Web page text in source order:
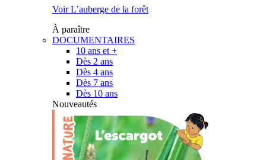
Voir L’auberge de la forêt
À paraître
DOCUMENTAIRES
10 ans et +
Dès 2 ans
Dès 4 ans
Dès 7 ans
Dès 10 ans
Nouveautés